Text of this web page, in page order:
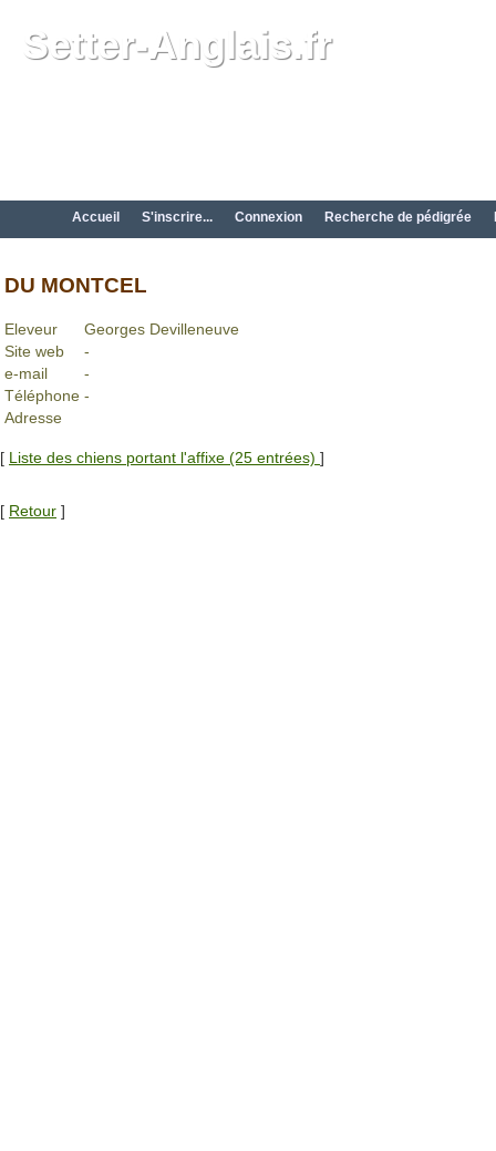
Setter-Anglais.fr
Accueil S'inscrire... Connexion Recherche de pédigrée
DU MONTCEL
Eleveur
Georges Devilleneuve
Site web
-
e-mail
-
Téléphone -
Adresse
[ Liste des chiens portant l'affixe (25 entrées) ]
[ Retour ]